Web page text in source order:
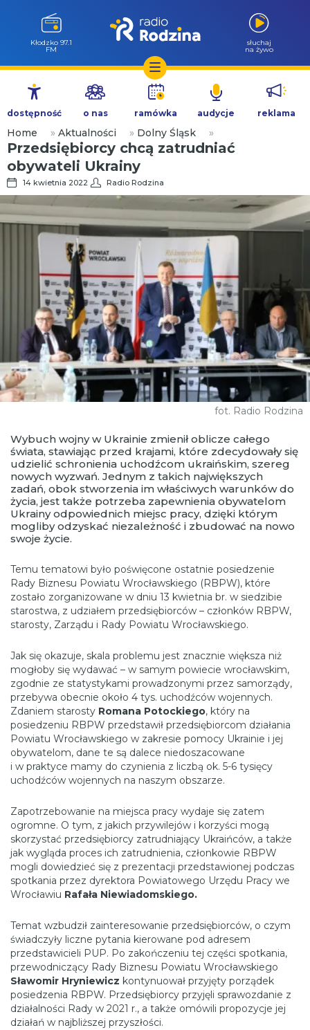
Przejdź
treści
Wołów 99.6
FM
słuchaj
na żywo
dostępność o nas ramówka audycje reklama
Home » Aktualności » Dolny Śląsk »
Przedsiębiorcy chcą zatrudniać
obywateli Ukrainy
14 kwietnia 2022 Radio Rodzina
fot. Radio Rodzina
Wybuch wojny w Ukrainie zmienił oblicze całego
świata, stawiając przed krajami, które zdecydowały się
udzielić schronienia uchodźcom ukraińskim, szereg
nowych wyzwań. Jednym z takich największych
zadań, obok stworzenia im właściwych warunków do
życia, jest także potrzeba zapewnienia obywatelom
Ukrainy odpowiednich miejsc pracy, dzięki którym
mogliby odzyskać niezależność i zbudować na nowo
swoje życie.
Temu tematowi było poświęcone ostatnie posiedzenie
Rady Biznesu Powiatu Wrocławskiego (RBPW), które
zostało zorganizowane w dniu 13 kwietnia br. w siedzibie
starostwa, z udziałem przedsiębiorców – członków RBPW,
starosty, Zarządu i Rady Powiatu Wrocławskiego.
Jak się okazuje, skala problemu jest znacznie większa niż
mogłoby się wydawać – w samym powiecie wrocławskim,
zgodnie ze statystykami prowadzonymi przez samorządy,
przebywa obecnie około 4 tys. uchodźców wojennych.
Zdaniem starosty Romana Potockiego, który na
posiedzeniu RBPW przedstawił przedsiębiorcom działania
Powiatu Wrocławskiego w zakresie pomocy Ukrainie i jej
obywatelom, dane te są dalece niedoszacowane
i w praktyce mamy do czynienia z liczbą ok. 5-6 tysięcy
uchodźców wojennych na naszym obszarze.
Zapotrzebowanie na miejsca pracy wydaje się zatem
ogromne. O tym, z jakich przywilejów i korzyści mogą
skorzystać przedsiębiorcy zatrudniający Ukraińców, a także
jak wygląda proces ich zatrudnienia, członkowie RBPW
mogli dowiedzieć się z prezentacji przedstawionej podczas
spotkania przez dyrektora Powiatowego Urzędu Pracy we
Wrocławiu Rafała Niewiadomskiego.
Temat wzbudził zainteresowanie przedsiębiorców, o czym
świadczyły liczne pytania kierowane pod adresem
przedstawicieli PUP. Po zakończeniu tej części spotkania,
przewodniczący Rady Biznesu Powiatu Wrocławskiego
Sławomir Hryniewicz kontynuował przyjęty porządek
posiedzenia RBPW. Przedsiębiorcy przyjęli sprawozdanie z
działalności Rady w 2021 r., a także omówili propozycje jej
działań w najbliższej przyszłości.